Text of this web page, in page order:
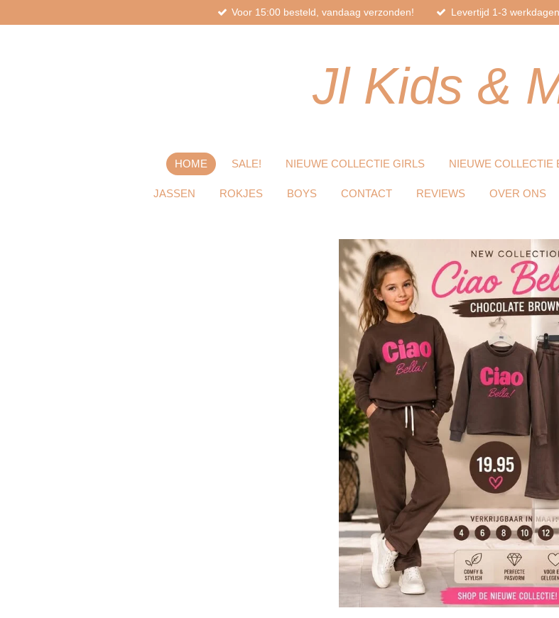
direct
Voor 15:00 besteld, vandaag verzonden! Levertijd 1-3 werkdagen
JlKids &
HOME SALE! NIEUWE COLLECTIE GIRLS NIEUWE COLLECTIE
JASSEN ROKJES BOYS CONTACT REVIEWS OVER ONS